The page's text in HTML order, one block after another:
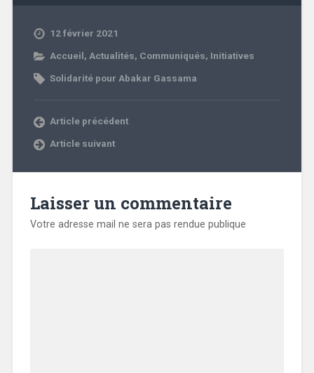
12 février 2021
Accueil, Actualités, Communiqués, Initiatives
Solidarité pour Abakar Gassama
Article précédent
Article suivant
Laisser un commentaire
Votre adresse mail ne sera pas rendue publique